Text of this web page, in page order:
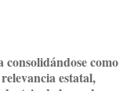
consolidándose como
estatal,